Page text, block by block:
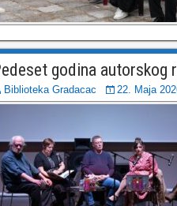
godina autorskog
Biblioteka Gradacac 22. Maja